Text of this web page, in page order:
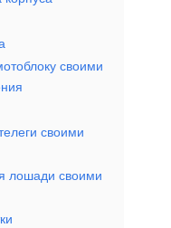
своими
своими
лошади своими